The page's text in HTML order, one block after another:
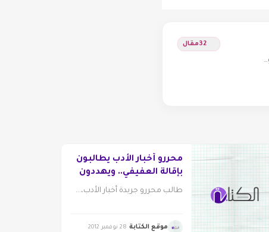
32مقال
محررو أخبار الأدب يطالبون
بإقالة العفيفي.. ويهددون
بالتصعيد
طالب محررو جريدة أخبار الأدب،...
موقع الكتابة 28 نوفمبر 2012